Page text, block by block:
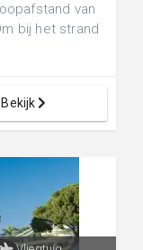
van
bij het strand
Bekijk